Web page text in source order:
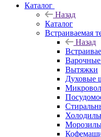
Каталог
Назад
Каталог
Встраиваемая
Назад
Варочные
Вытяжки
Духовые